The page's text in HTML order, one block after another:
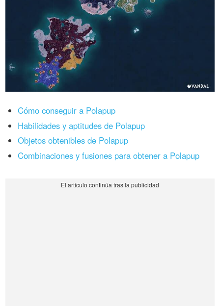
Cómo conseguir a Polapup
Habilidades y aptitudes de Polapup
Objetos obtenibles de Polapup
Combinaciones y fusiones para obtener a Polapup